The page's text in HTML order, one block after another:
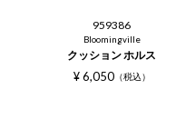
959386
Bloomingville
クッション ホルス
¥ 6,050 税込